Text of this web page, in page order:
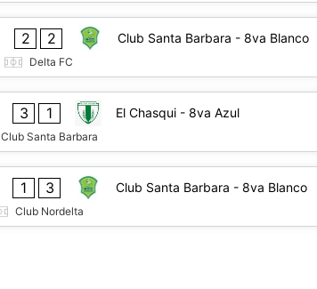
2 2 Club Santa Barbara - 8va Blanco
Delta FC
3 1 El Chasqui - 8va Azul
Club Santa Barbara
1 3 Club Santa Barbara - 8va Blanco
Club Nordelta